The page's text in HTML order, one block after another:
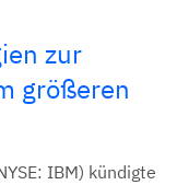
zur
größeren
IBM) kündigte